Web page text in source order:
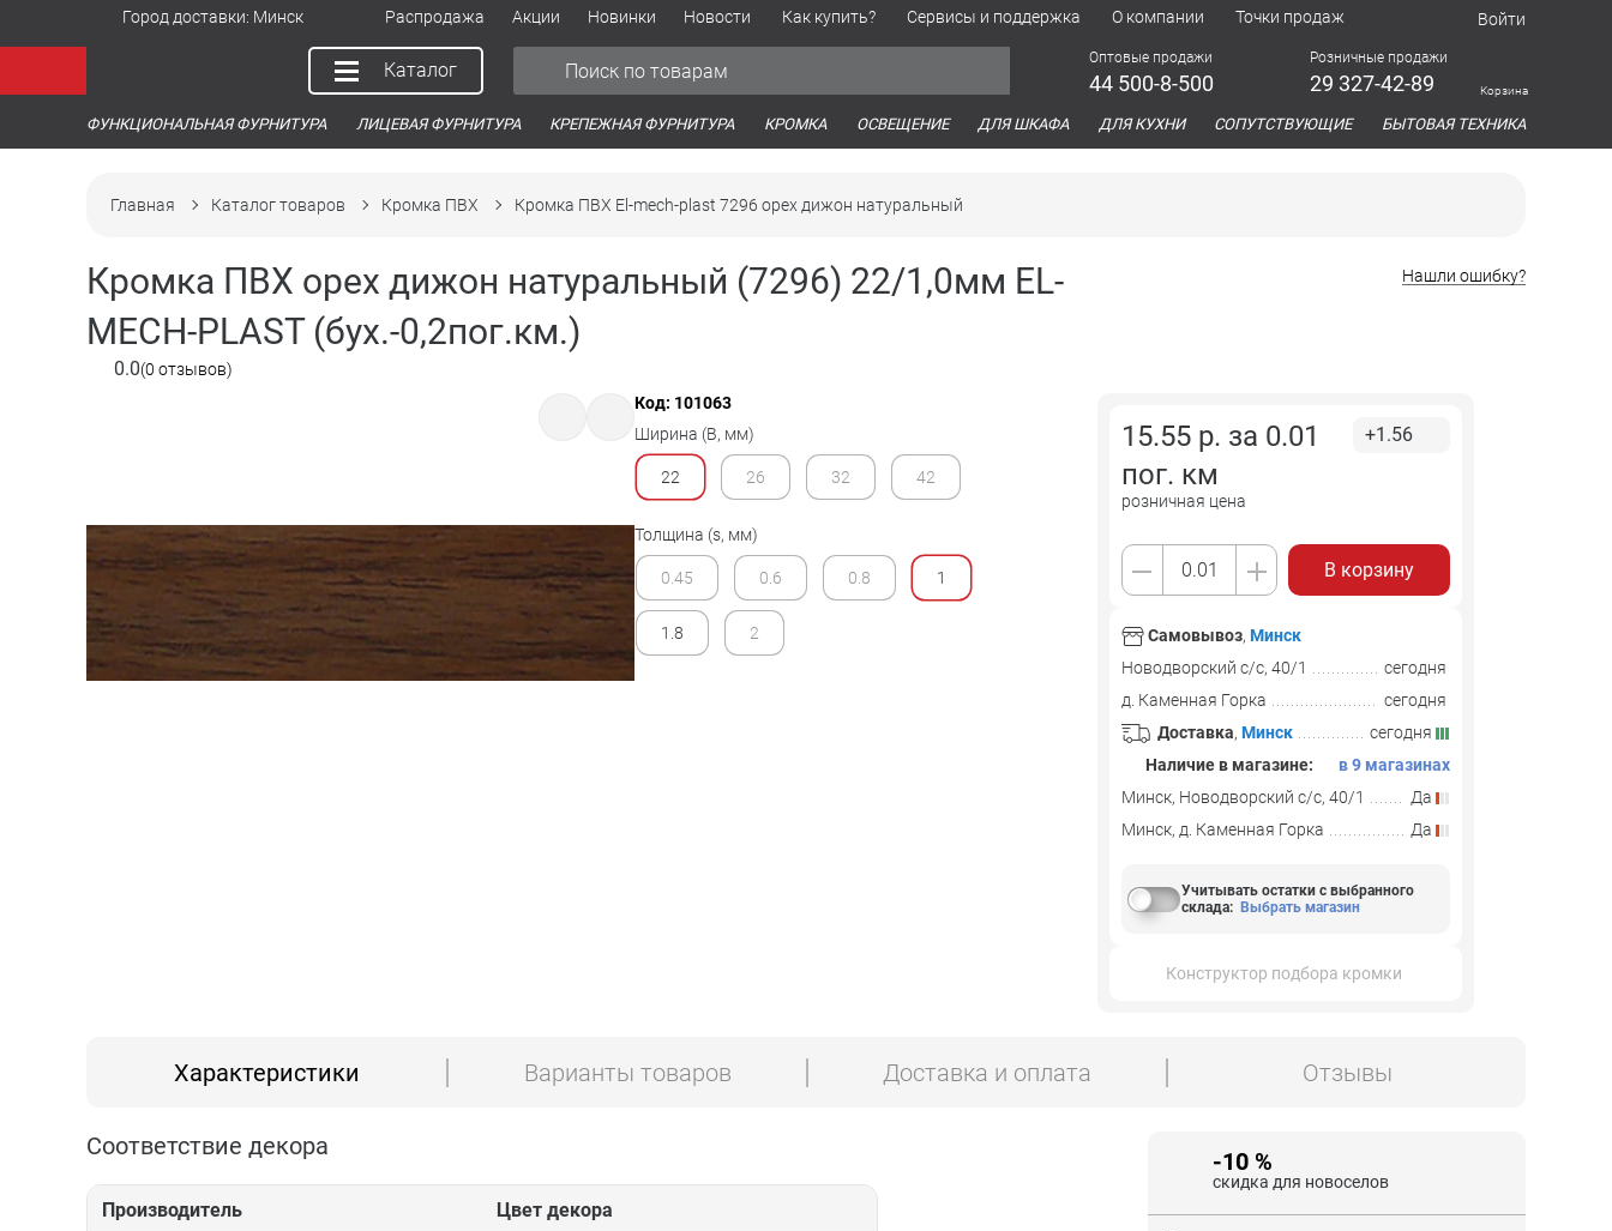
Город доставки: Минск Распродажа Акции Новинки Новости Как купить? Сервисы и поддержка О компании Точки продаж Войти
Каталог
Оптовые продажи
44 500-8-500
Розничные продажи
29 327-42-89 Корзина
ФУНКЦИОНАЛЬНАЯ ФУРНИТУРА ЛИЦЕВАЯ ФУРНИТУРА КРЕПЕЖНАЯ ФУРНИТУРА КРОМКА ОСВЕЩЕНИЕ ДЛЯ ШКАФА ДЛЯ КУХНИ СОПУТСТВУЮЩИЕ БЫТОВАЯ ТЕХНИКА
Главная Каталог товаров Кромка ПВХ Кромка ПВХ El-mech-plast 7296 орех дижон натуральный
Кромка ПВХ орех дижон натуральный (7296) 22/1,0мм EL-
MECH-PLAST (бух.-0,2пог.км.)
0.0(0 отзывов)
Нашли ошибку?
Код: 101063
Ширина (B, мм)
22 26 32 42
Толщина (s, мм)
0.45 0.6 0.8 1
1.8 2
15.55 р. за 0.01
пог. км
розничная цена
+1.56
В корзину
Самовывоз, Минск
Новодворский с/с, 40/1
сегодня
д. Каменная Горка
сегодня
Доставка, Минск
сегодня
Наличие в магазине:
в 9 магазинах
Минск, Новодворский с/с, 40/1
Да
Минск, д. Каменная Горка
Да
Учитывать остатки с выбранного
склада: Выбрать магазин
Конструктор подбора кромки
Характеристики Варианты товаров Доставка и оплата Отзывы
Соответствие декора
Производитель Цвет декора
-10 %
скидка для новоселов